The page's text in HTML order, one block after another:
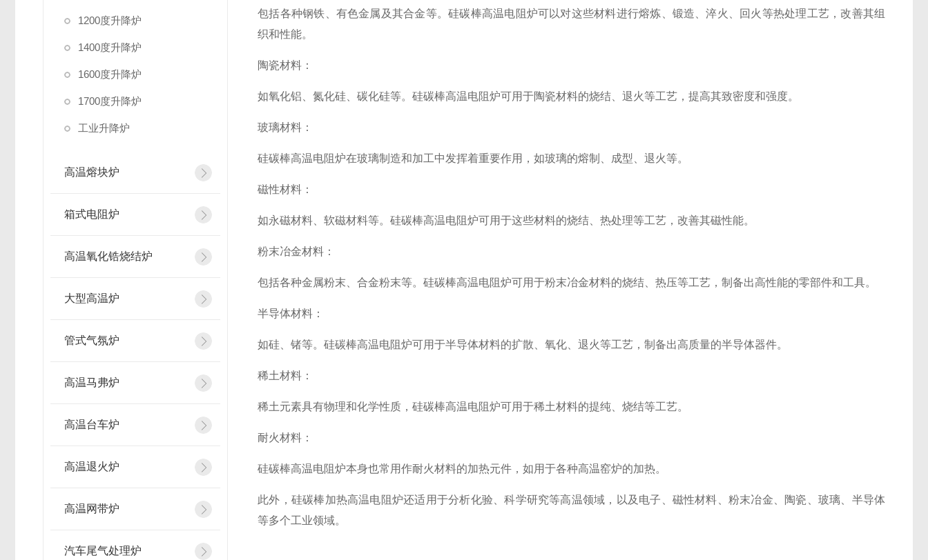
1200度升降炉
1400度升降炉
1600度升降炉
1700度升降炉
工业升降炉
高温熔块炉
箱式电阻炉
高温氧化锆烧结炉
大型高温炉
管式气氛炉
高温马弗炉
高温台车炉
高温退火炉
高温网带炉
汽车尾气处理炉
包括各种钢铁、有色金属及其合金等。硅碳棒高温电阻炉可以对这些材料进行熔炼、锻造、淬火、回火等热处理工艺，改善其组
织和性能。
陶瓷材料：
如氧化铝、氮化硅、碳化硅等。硅碳棒高温电阻炉可用于陶瓷材料的烧结、退火等工艺，提高其致密度和强度。
玻璃材料：
硅碳棒高温电阻炉在玻璃制造和加工中发挥着重要作用，如玻璃的熔制、成型、退火等。
磁性材料：
如永磁材料、软磁材料等。硅碳棒高温电阻炉可用于这些材料的烧结、热处理等工艺，改善其磁性能。
粉末冶金材料：
包括各种金属粉末、合金粉末等。硅碳棒高温电阻炉可用于粉末冶金材料的烧结、热压等工艺，制备出高性能的零部件和工具。
半导体材料：
如硅、锗等。硅碳棒高温电阻炉可用于半导体材料的扩散、氧化、退火等工艺，制备出高质量的半导体器件。
稀土材料：
稀土元素具有物理和化学性质，硅碳棒高温电阻炉可用于稀土材料的提纯、烧结等工艺。
耐火材料：
硅碳棒高温电阻炉本身也常用作耐火材料的加热元件，如用于各种高温窑炉的加热。
此外，硅碳棒加热高温电阻炉还适用于分析化验、科学研究等高温领域，以及电子、磁性材料、粉末冶金、陶瓷、玻璃、半导体
等多个工业领域。